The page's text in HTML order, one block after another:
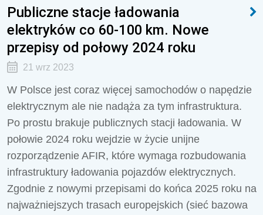
Publiczne stacje ładowania
elektryków co 60-100 km. Nowe
przepisy od połowy 2024 roku
21 wrz 2023
W Polsce jest coraz więcej samochodów o napędzie
elektrycznym ale nie nadąża za tym infrastruktura.
Po prostu brakuje publicznych stacji ładowania. W
połowie 2024 roku wejdzie w życie unijne
rozporządzenie AFIR, które wymaga rozbudowania
infrastruktury ładowania pojazdów elektrycznych.
Zgodnie z nowymi przepisami do końca 2025 roku na
najważniejszych trasach europejskich (sieć bazowa